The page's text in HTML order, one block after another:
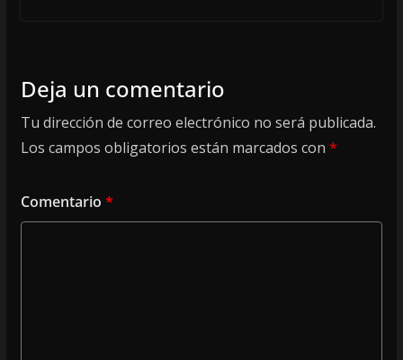
Deja un comentario
Tu dirección de correo electrónico no será publicada.
Los campos obligatorios están marcados con *
Comentario *